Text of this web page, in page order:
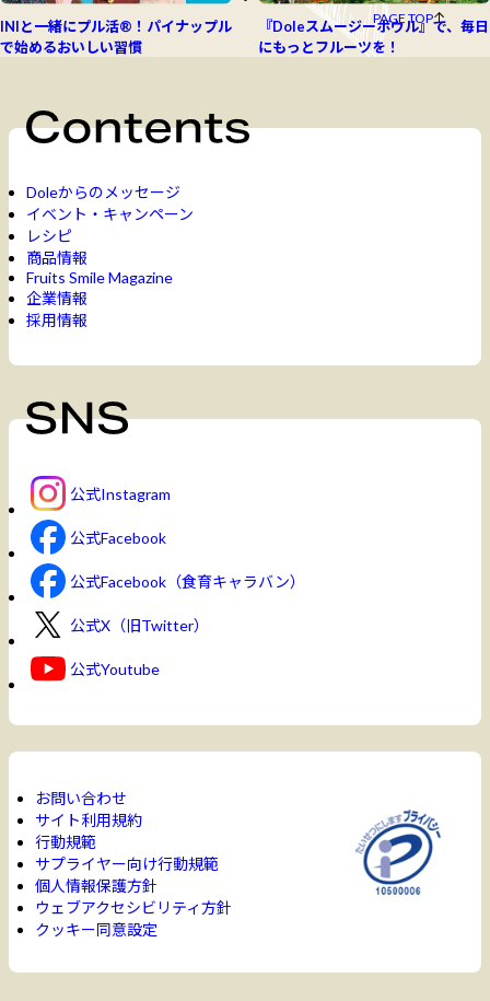
INIと一緒にプル活®！パイナップル
で始めるおいしい習慣
『Doleスムージーボウル』で、毎日
にもっとフルーツを！
PAGE TOP
Doleからのメッセージ
イベント・キャンペーン
レシピ
商品情報
Fruits Smile Magazine
企業情報
採用情報
公式Instagram
公式Facebook
公式Facebook（食育キャラバン）
公式X（旧Twitter）
公式Youtube
お問い合わせ
サイト利用規約
行動規範
サプライヤー向け行動規範
個人情報保護方針
ウェブアクセシビリティ方針
クッキー同意設定